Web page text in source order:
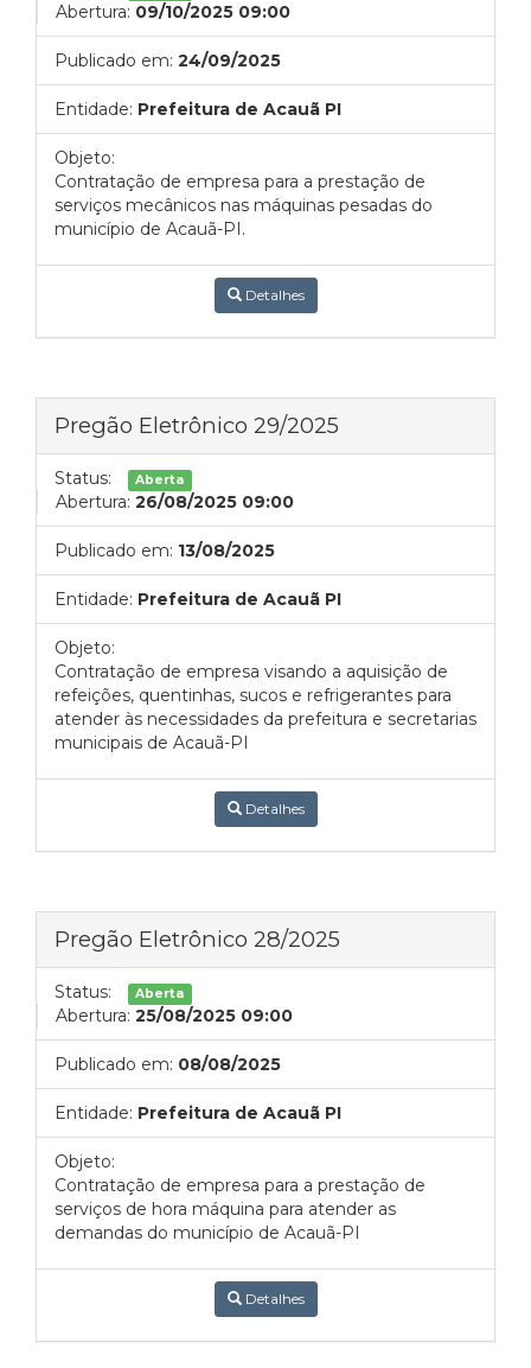
Abertura: 09/10/2025 09:00
Publicado em: 24/09/2025
Entidade: Prefeitura de Acauã PI
Objeto:
Contratação de empresa para a prestação de
serviços mecânicos nas máquinas pesadas do
município de Acauã-PI.
Detalhes
Pregão Eletrônico 29/2025
Status: Aberta
Abertura: 26/08/2025 09:00
Publicado em: 13/08/2025
Entidade: Prefeitura de Acauã PI
Objeto:
Contratação de empresa visando a aquisição de
refeições, quentinhas, sucos e refrigerantes para
atender às necessidades da prefeitura e secretarias
municipais de Acauã-PI
Detalhes
Pregão Eletrônico 28/2025
Status: Aberta
Abertura: 25/08/2025 09:00
Publicado em: 08/08/2025
Entidade: Prefeitura de Acauã PI
Objeto:
Contratação de empresa para a prestação de
serviços de hora máquina para atender as
demandas do município de Acauã-PI
Detalhes